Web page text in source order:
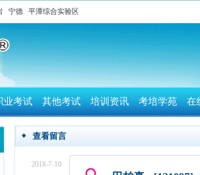
宁德 平潭综合实验区
业考试 其他考试 培训资讯 考培学苑 在
查看留言
2018-7-10